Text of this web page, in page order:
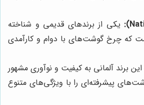
یکی از برندهای قدیمی و شناخته
که چرخ گوشت‌های با دوام و کارآمدی
این برند آلمانی به کیفیت و نوآوری مشهور
پیشرفته‌ای را با ویژگی‌های متنوع